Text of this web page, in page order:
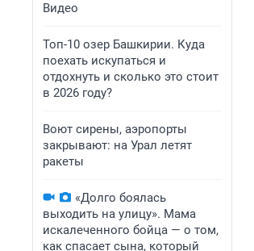
Видео
Топ-10 озер Башкирии. Куда
поехать искупаться и
отдохнуть и сколько это стоит
в 2026 году?
Воют сирены, аэропорты
закрывают: на Урал летят
ракеты
«Долго боялась
выходить на улицу». Мама
искалеченного бойца — о том,
как спасает сына, который